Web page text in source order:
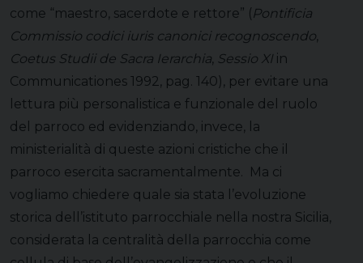
come “maestro, sacerdote e rettore” (Pontificia
Commissio codici iuris canonici recognoscendo,
Coetus Studii de Sacra Ierarchia, Sessio XI in
Communicationes 1992, pag. 140), per evitare una
lettura più personalistica e funzionale del ruolo
del parroco ed evidenziando, invece, la
ministerialità di queste azioni cristiche che il
parroco esercita sacramentalmente. Ma ci
vogliamo chiedere quale sia stata l’evoluzione
storica dell’istituto parrocchiale nella nostra Sicilia,
considerata la centralità della parrocchia come